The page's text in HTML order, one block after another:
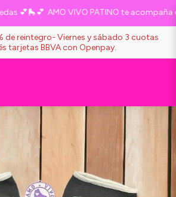
💕🛼💕 AMO VIVO PATINO te acompaña
de reintegro- Viernes y sábado 3 cuotas
tarjetas BBVA con Openpay.